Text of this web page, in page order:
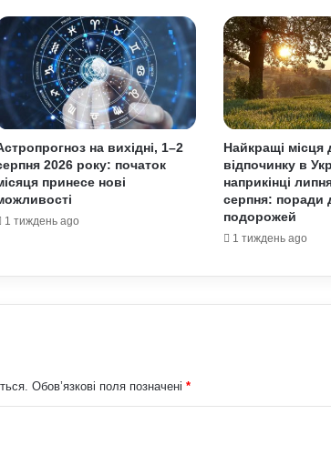
чому випадків
що про це говорять
На Полтавщині через
витік небезпечної
що вже відомо
Як надмірне
впливає на організм:
ризики для здоров’я
на вихідні, 1–2
2026 року: початок
принесе нові
1 тиждень ago
Найкращі місця
відпочинку в
наприкінці
серпня: поради
подорожей
1 тиждень ago
Обов’язкові поля позначені *